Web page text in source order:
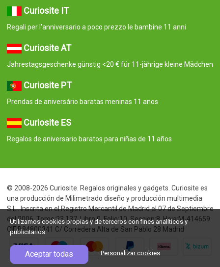
Curiosite IT
Regali per l'anniversario a poco prezzo le bambine 11 anni
Curiosite AT
Jahrestagsgeschenke günstig <20 € für 11-jährige kleine Mädchen
Curiosite PT
Prendas de aniversário baratas meninas 11 anos
Curiosite ES
Regalos de aniversario baratos para niñas de 11 años
© 2008-2026 Curiosite. Regalos originales y gadgets. Curiosite es
una producción de Milimetrado diseño y producción multimedia
S.L.. Inscrita en el Registro Mercantil de Madrid el 07 de Septiembre
del 2006. Tomo:23.137. Libro:0. Folio:10. Seccion:8. Hoja:M-414659
CIF:B84800341 C/ Corredera Alta de San Pablo 28 Madrid
Utilizamos cookies propias y de terceros con fines analíticos y
publicitarios.
Aceptar todas Personalizar cookies